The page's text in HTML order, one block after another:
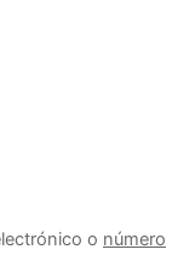
o número